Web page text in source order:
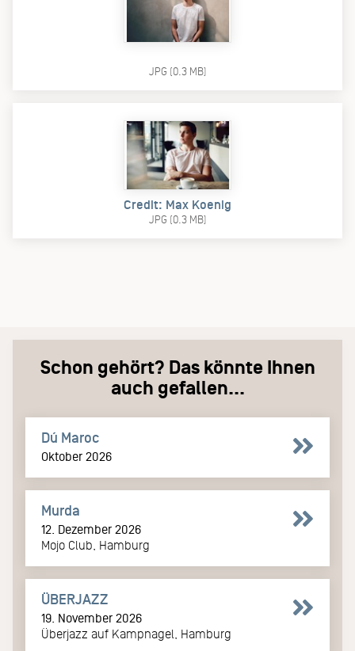
JPG (0.3 MB)
Credit: Max Koenig
JPG (0.3 MB)
Schon gehört? Das könnte Ihnen
auch gefallen...
Dú Maroc
Oktober 2026
Murda
12. Dezember 2026
Mojo Club, Hamburg
ÜBERJAZZ
19. November 2026
Überjazz auf Kampnagel, Hamburg